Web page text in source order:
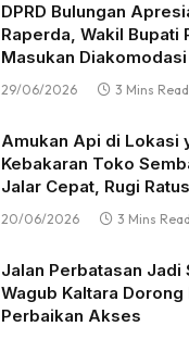
DPRD Bulungan
Raperda, Wakil Bupati
Masukan Diakomodasi
29/06/2026 3 Mins Read
Amukan Api di Lokasi
Kebakaran Toko
Jalar Cepat, Rugi
20/06/2026 3 Mins Read
Jalan Perbatasan Jadi
Wagub Kaltara
Perbaikan Akses